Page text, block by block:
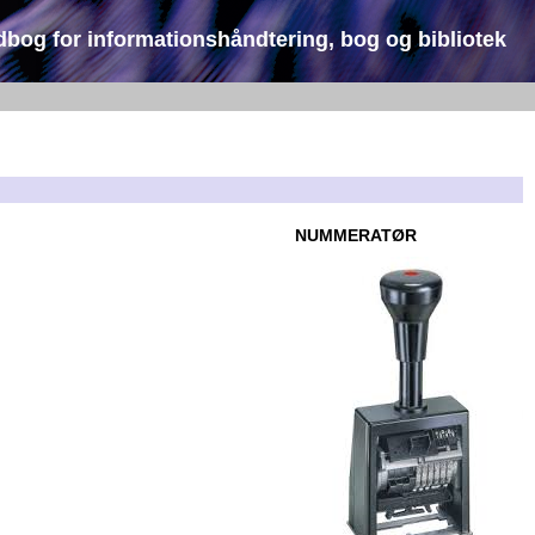
for informationshåndtering, bog og bibliotek
NUMMERATØR